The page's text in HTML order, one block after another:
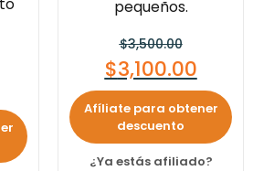
pequeños.
$3,500.00
$3,100.00
Afíliate para obtener
descuento
¿Ya estás afiliado?